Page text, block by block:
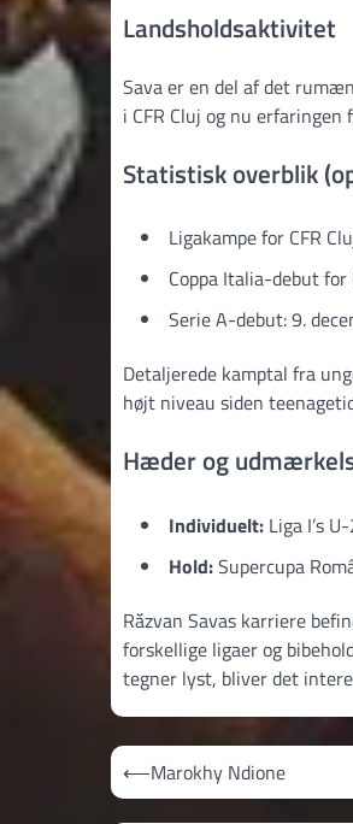
Landsholdsaktivitet
Sava er en del af det
i CFR Cluj og nu
Statistisk overblik
Ligakampe for CFR
Coppa Italia-debut
Serie A-debut: 9.
Detaljerede kamptal fra
højt niveau siden
Hæder og
Individuelt: Liga I’s
Hold:Supercupa
Răzvan Savas karriere
forskellige ligaer og
tegner lyst, bliver det
Indlægsnavigation
⟵Marokhy Ndione